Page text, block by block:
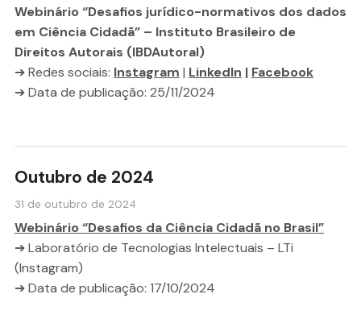
Webinário “Desafios jurídico-normativos dos dados
em Ciência Cidadã” – Instituto Brasileiro de
Direitos Autorais (IBDAutoral)
➔ Redes sociais: Instagram | LinkedIn | Facebook
➔ Data de publicação: 25/11/2024
Outubro de 2024
31 de outubro de 2024
Webinário “Desafios da Ciência Cidadã no Brasil”
➔ Laboratório de Tecnologias Intelectuais – LTi
(Instagram)
➔ Data de publicação: 17/10/2024